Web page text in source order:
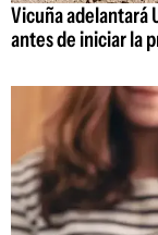
Vicuña adelantará
antes de iniciar la